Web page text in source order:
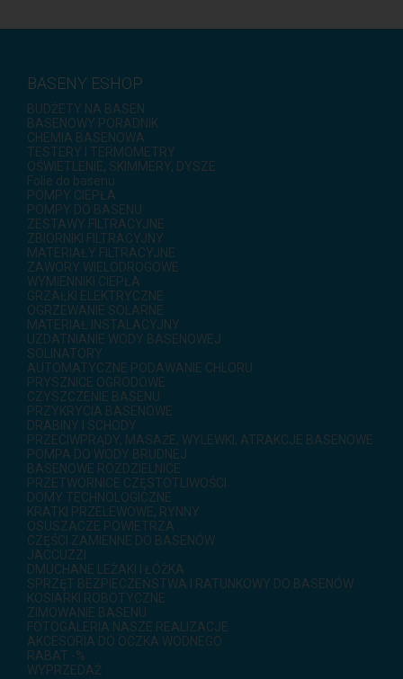
BASENY ESHOP
BUDŻETY NA BASEN
BASENOWY PORADNIK
CHEMIA BASENOWA
TESTERY I TERMOMETRY
OŚWIETLENIE, SKIMMERY, DYSZE
Folie do basenu
POMPY CIEPŁA
POMPY DO BASENU
ZESTAWY FILTRACYJNE
ZBIORNIKI FILTRACYJNY
MATERIAŁY FILTRACYJNE
ZAWORY WIELODROGOWE
WYMIENNIKI CIEPŁA
GRZAŁKI ELEKTRYCZNE
OGRZEWANIE SOLARNE
MATERIAŁ INSTALACYJNY
UZDATNIANIE WODY BASENOWEJ
SOLINATORY
AUTOMATYCZNE PODAWANIE CHLORU
PRYSZNICE OGRODOWE
CZYSZCZENIE BASENU
PRZYKRYCIA BASENOWE
DRABINY I SCHODY
PRZECIWPRĄDY, MASAŻE, WYLEWKI, ATRAKCJE BASENOWE
POMPA DO WODY BRUDNEJ
BASENOWE ROZDZIELNICE
PRZETWORNICE CZĘSTOTLIWOŚCI
DOMY TECHNOLOGICZNE
KRATKI PRZELEWOWE, RYNNY
OSUSZACZE POWIETRZA
CZĘŚCI ZAMIENNE DO BASENÓW
JACCUZZI
DMUCHANE LEŻAKI I ŁÓŻKA
SPRZĘT BEZPIECZEŃSTWA I RATUNKOWY DO BASENÓW
KOSIARKI ROBOTYCZNE
ZIMOWANIE BASENU
FOTOGALERIA NASZE REALIZACJE
AKCESORIA DO OCZKA WODNEGO
RABAT -%
WYPRZEDAŻ